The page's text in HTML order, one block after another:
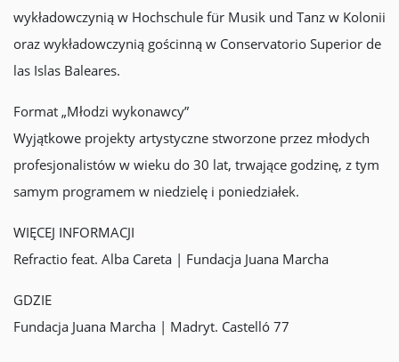
wykładowczynią w Hochschule für Musik und Tanz w Kolonii
oraz wykładowczynią gościnną w Conservatorio Superior de
las Islas Baleares.
Format „Młodzi wykonawcy”
Wyjątkowe projekty artystyczne stworzone przez młodych
profesjonalistów w wieku do 30 lat, trwające godzinę, z tym
samym programem w niedzielę i poniedziałek.
WIĘCEJ INFORMACJI
Refractio feat. Alba Careta | Fundacja Juana Marcha
GDZIE
Fundacja Juana Marcha | Madryt. Castelló 77